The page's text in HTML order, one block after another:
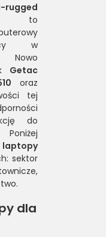
rugged
to
w
Nowo
Getac
oraz
tej
do
laptopy
sektor
dla